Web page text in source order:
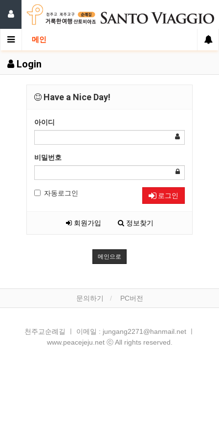
메인
Login
Have a Nice Day!
아이디
비밀번호
자동로그인 로그인
회원가입 정보찾기
메인으로
문의하기 PC버전
천주교순례길 ㅣ 이메일 : jungang2271@hanmail.net ㅣ
www.peacejeju.net ⓒ All rights reserved.